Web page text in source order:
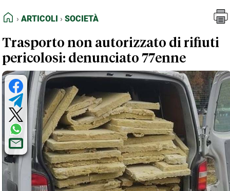
FEED RSS
NORMATIVE DEONTOLOGICHE
TERMINI e CONDIZIONI
HOME
ARTICOLI SOCIETÀ
Trasporto non autorizzato di rifiuti
pericolosi: denunciato 77enne